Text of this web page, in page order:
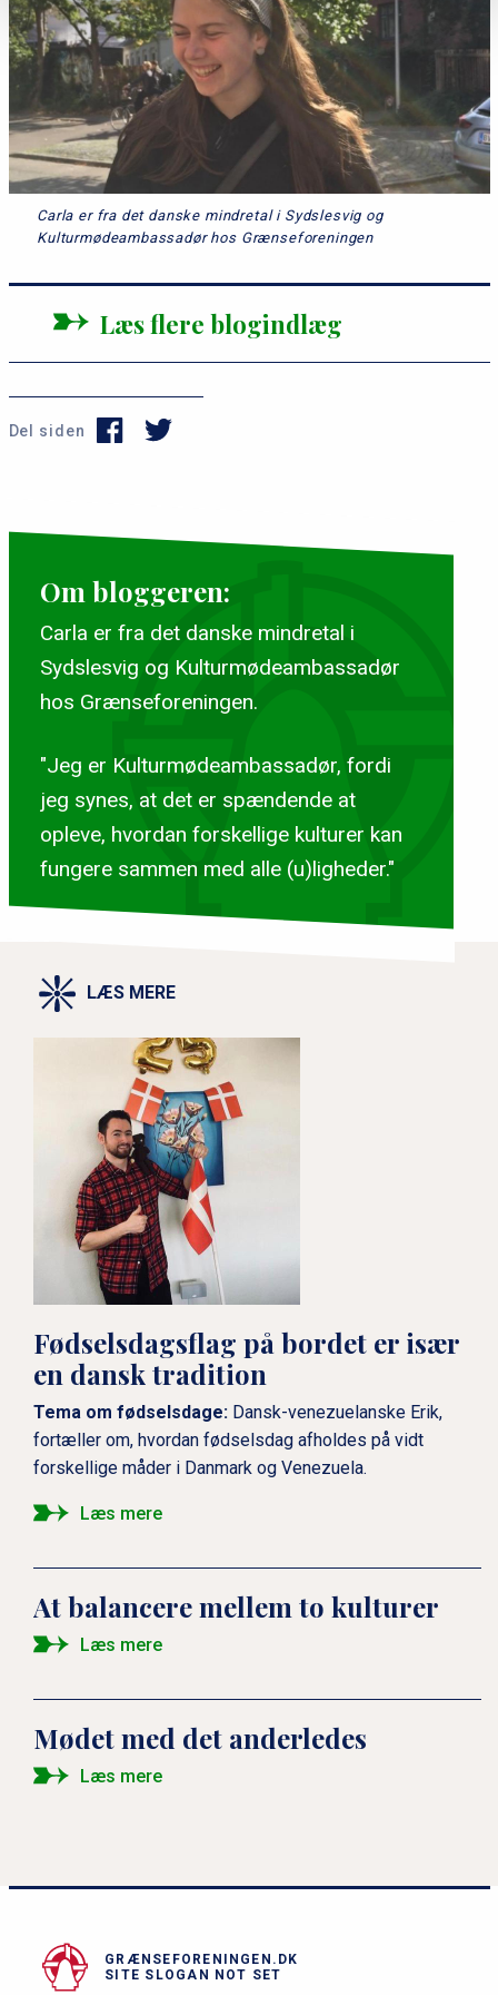
Carla er fra det danske mindretal i Sydslesvig og
Kulturmødeambassadør hos Grænseforeningen
Læs flere blogindlæg
Del siden
Om bloggeren:
Carla er fra det danske mindretal i
Sydslesvig og Kulturmødeambassadør
hos Grænseforeningen.
"Jeg er Kulturmødeambassadør, fordi
jeg synes, at det er spændende at
opleve, hvordan forskellige kulturer kan
fungere sammen med alle (u)ligheder."
LÆS MERE
Fødselsdagsflag på bordet er især
en dansk tradition
Tema om fødselsdage: Dansk-venezuelanske Erik,
fortæller om, hvordan fødselsdag afholdes på vidt
forskellige måder i Danmark og Venezuela.
Læs mere
At balancere mellem to kulturer
Læs mere
Mødet med det anderledes
Læs mere
GRÆNSEFORENINGEN.DK
SITE SLOGAN NOT SET